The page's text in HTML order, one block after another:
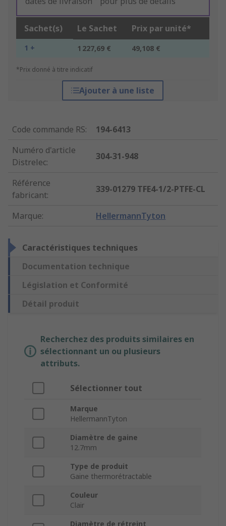
Sachet(s) Le Sachet Prix par unité*
1 + 1 227,69 € 49,108 €
*Prix donné à titre indicatif
Ajouter à une liste
Code commande RS:
194-6413
Numéro d'article
Distrelec:
304-31-948
Référence
fabricant:
339-01279 TFE4-1/2-PTFE-CL
Marque: HellermannTyton
Caractéristiques techniques
Documentation technique
Législation et Conformité
Détail produit
Recherchez des produits similaires en
sélectionnant un ou plusieurs
attributs.
Sélectionner tout
Marque
HellermannTyton
Diamètre de gaine
12.7mm
Type de produit
Gaine thermorétractable
Couleur
Clair
Diamètre de rétreint